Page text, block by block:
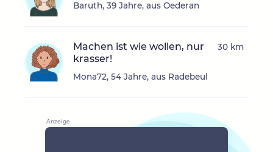
Baruth, 39 Jahre, aus Oederan
Machen ist wie wollen, nur
krasser!
Mona72, 54 Jahre, aus Radebeul
30 km